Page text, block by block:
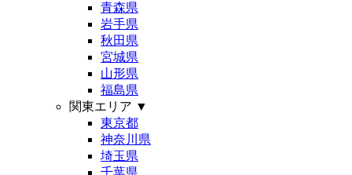
青森県
岩手県
秋田県
宮城県
山形県
福島県
関東エリア ▼
東京都
神奈川県
埼玉県
千葉県